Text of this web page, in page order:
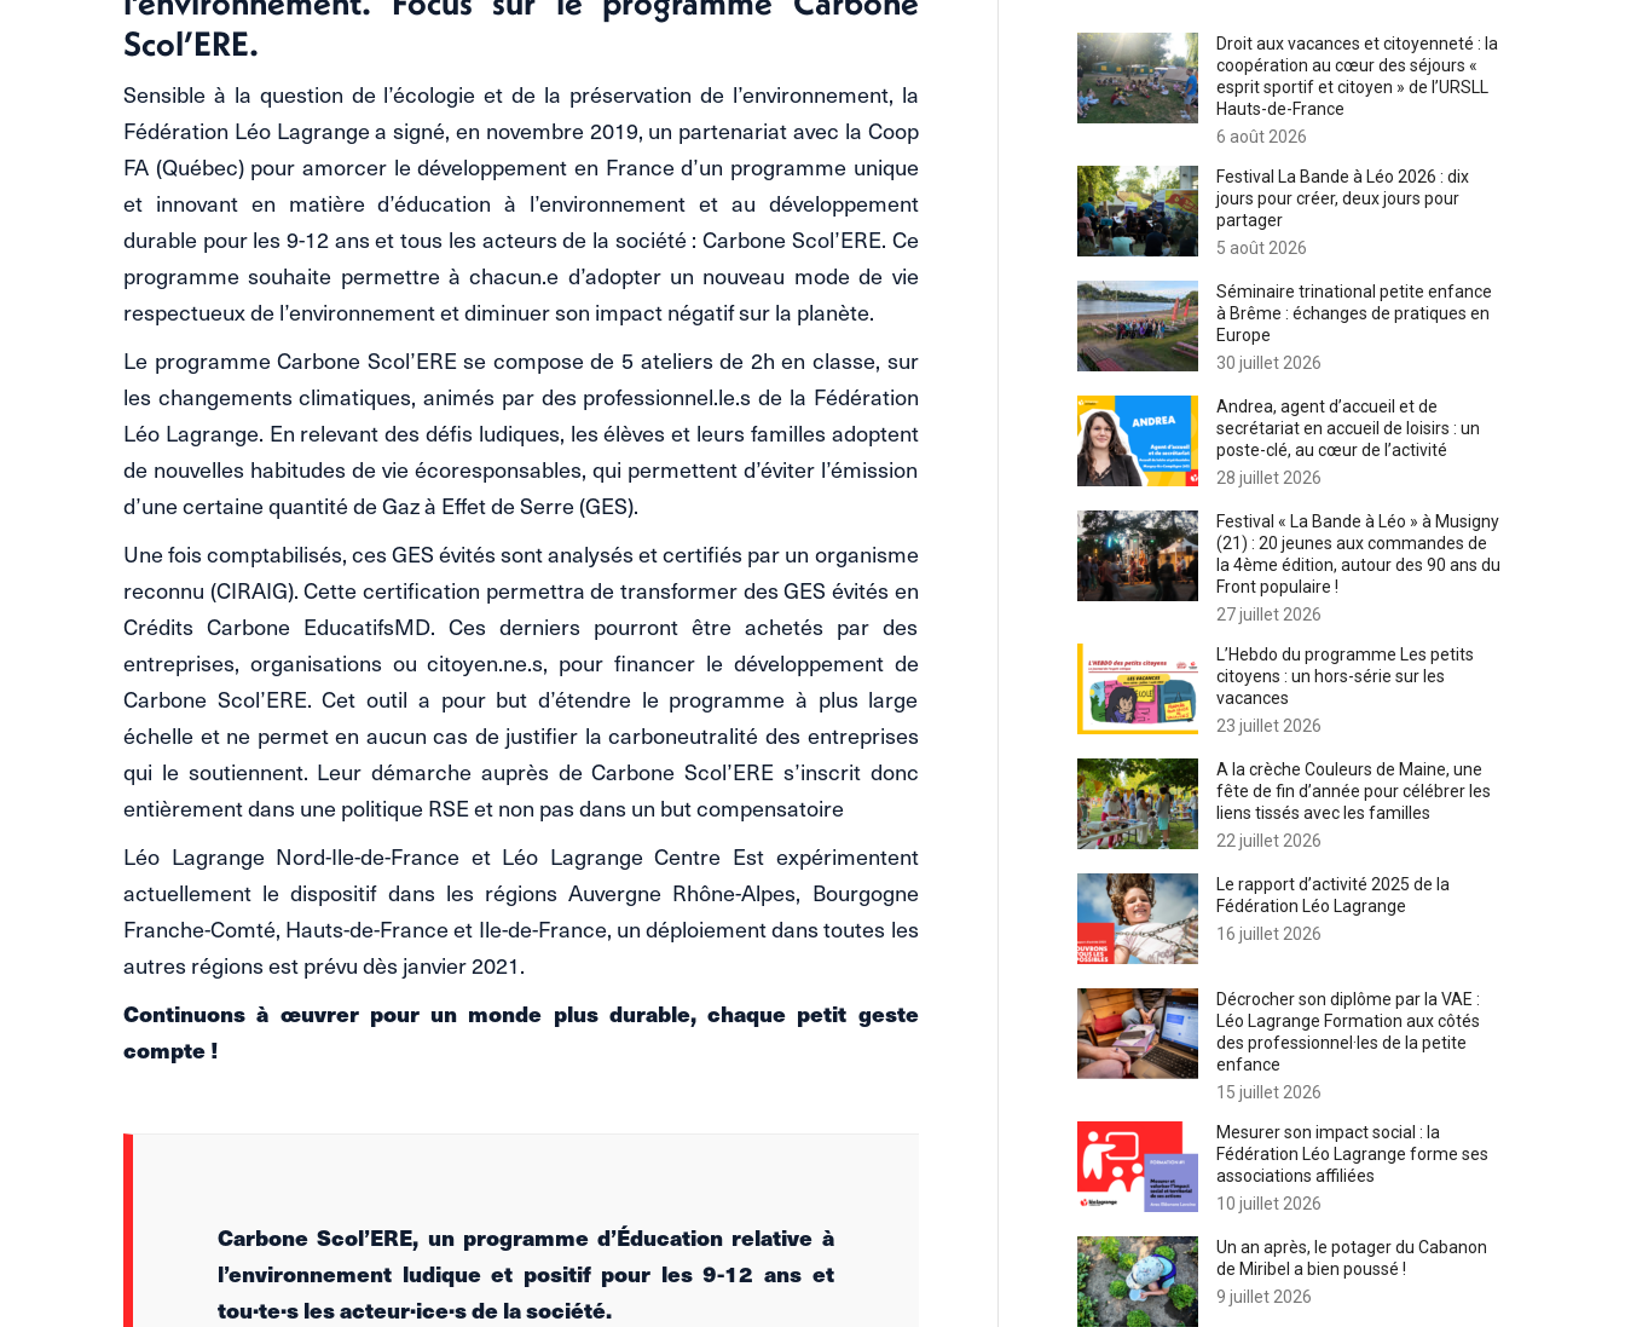
Scol’ERE.
Sensible à la question de l’écologie et de la préservation de l’environnement, la
Fédération Léo Lagrange a signé, en novembre 2019, un partenariat avec la Coop
FA (Québec) pour amorcer le développement en France d’un programme unique
et innovant en matière d’éducation à l’environnement et au développement
durable pour les 9-12 ans et tous les acteurs de la société : Carbone Scol’ERE. Ce
programme souhaite permettre à chacun.e d’adopter un nouveau mode de vie
respectueux de l’environnement et diminuer son impact négatif sur la planète.
Le programme Carbone Scol’ERE se compose de 5 ateliers de 2h en classe, sur
les changements climatiques, animés par des professionnel.le.s de la Fédération
Léo Lagrange. En relevant des défis ludiques, les élèves et leurs familles adoptent
de nouvelles habitudes de vie écoresponsables, qui permettent d’éviter l’émission
d’une certaine quantité de Gaz à Effet de Serre (GES).
Une fois comptabilisés, ces GES évités sont analysés et certifiés par un organisme
reconnu (CIRAIG). Cette certification permettra de transformer des GES évités en
Crédits Carbone EducatifsMD. Ces derniers pourront être achetés par des
entreprises, organisations ou citoyen.ne.s, pour financer le développement de
Carbone Scol’ERE. Cet outil a pour but d’étendre le programme à plus large
échelle et ne permet en aucun cas de justifier la carboneutralité des entreprises
qui le soutiennent. Leur démarche auprès de Carbone Scol’ERE s’inscrit donc
entièrement dans une politique RSE et non pas dans un but compensatoire
Léo Lagrange Nord-Ile-de-France et Léo Lagrange Centre Est expérimentent
actuellement le dispositif dans les régions Auvergne Rhône-Alpes, Bourgogne
Franche-Comté, Hauts-de-France et Ile-de-France, un déploiement dans toutes les
autres régions est prévu dès janvier 2021.
Continuons à œuvrer pour un monde plus durable, chaque petit geste
compte !
Carbone Scol’ERE, un programme d’Éducation relative à
l’environnement ludique et positif pour les 9-12 ans et
tou·te·s les acteur·ice·s de la société.
Droit aux vacances et citoyenneté : la
coopération au cœur des séjours «
esprit sportif et citoyen » de l’URSLL
Hauts-de-France
6 août 2026
Festival La Bande à Léo 2026 : dix
jours pour créer, deux jours pour
partager
5 août 2026
Séminaire trinational petite enfance
à Brême : échanges de pratiques en
Europe
30 juillet 2026
Andrea, agent d’accueil et de
secrétariat en accueil de loisirs : un
poste-clé, au cœur de l’activité
28 juillet 2026
Festival « La Bande à Léo » à Musigny
(21) : 20 jeunes aux commandes de
la 4ème édition, autour des 90 ans du
Front populaire !
27 juillet 2026
L’Hebdo du programme Les petits
citoyens : un hors-série sur les
vacances
23 juillet 2026
A la crèche Couleurs de Maine, une
fête de fin d’année pour célébrer les
liens tissés avec les familles
22 juillet 2026
Le rapport d’activité 2025 de la
Fédération Léo Lagrange
16 juillet 2026
Décrocher son diplôme par la VAE :
Léo Lagrange Formation aux côtés
des professionnel·les de la petite
enfance
15 juillet 2026
Mesurer son impact social : la
Fédération Léo Lagrange forme ses
associations affiliées
10 juillet 2026
Un an après, le potager du Cabanon
de Miribel a bien poussé !
9 juillet 2026